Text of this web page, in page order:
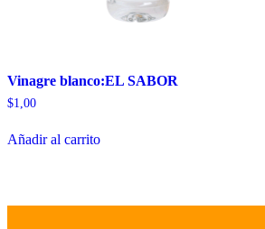
Vinagre blanco:EL SABOR
$1,00
Añadir al carrito